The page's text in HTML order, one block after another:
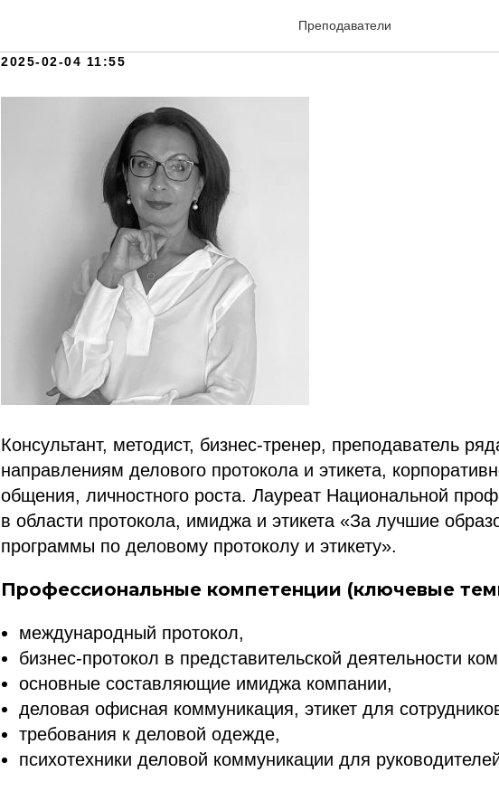
Преподаватели
Гузель Булатовна Кондратьева
2025-02-04 11:55
Консультант, методист, бизнес-тренер, преподаватель
направлениям делового протокола и этикета,
общения, личностного роста. Лауреат Национальной
в области протокола, имиджа и этикета «За лучшие
программы по деловому протоколу и этикету».
Профессиональные компетенции (ключевые
международный протокол,
бизнес-протокол в представительской деятельности
основные составляющие имиджа компании,
деловая офисная коммуникация, этикет для
требования к деловой одежде,
психотехники деловой коммуникации для